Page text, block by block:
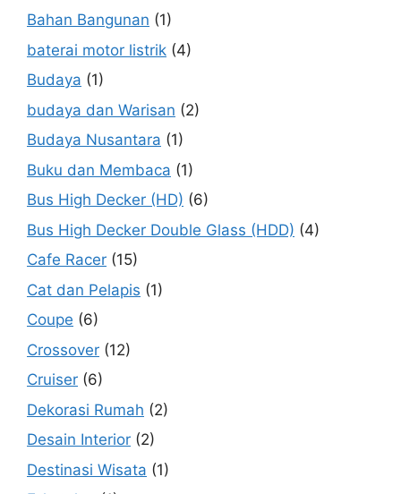
Bahan Bangunan (1)
baterai motor listrik (4)
Budaya (1)
budaya dan Warisan (2)
Budaya Nusantara (1)
Buku dan Membaca (1)
Bus High Decker (HD) (6)
Bus High Decker Double Glass (HDD) (4)
Cafe Racer (15)
Cat dan Pelapis (1)
Coupe (6)
Crossover (12)
Cruiser (6)
Dekorasi Rumah (2)
Desain Interior (2)
Destinasi Wisata (1)